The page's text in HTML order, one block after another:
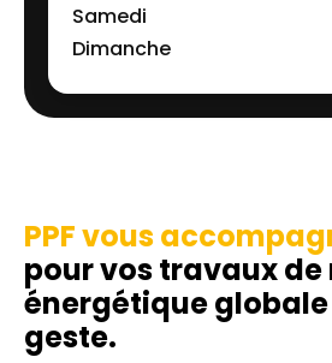
Samedi
Dimanche
PPF vous
pour vos travaux
énergétique
geste.